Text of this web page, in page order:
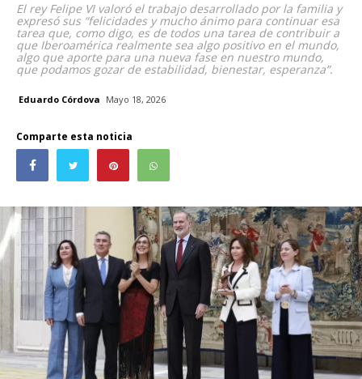
El rey Felipe VI valoró el trabajo desarrollado por la familia y
expresó sus “felicidades y mucho ánimo para continuar esa
tarea que, como digo, es de todos una tarea de contribuir a
que Iberoamérica realmente sea algo positivo en el mundo,
algo que aporte para una nueva fase en nuestro mundo,
que podamos gozar de estabilidad, bienestar, esperanza”.
Eduardo Córdova Mayo 18, 2026
Comparte esta noticia